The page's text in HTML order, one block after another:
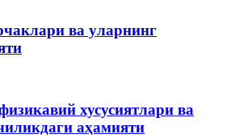
ва уларнинг
хусусиятлари ва
аҳамияти